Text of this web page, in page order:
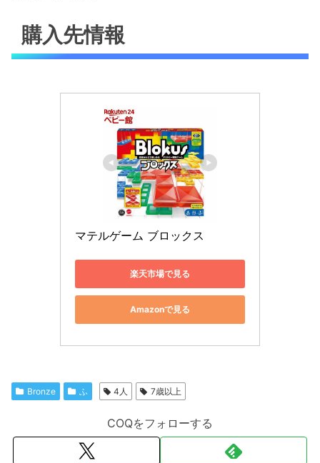
購入先情報
マテルゲーム ブロックス
楽天市場で見る
Amazonで見る
Bronze ふ 4人 7歳以上
COQをフォローする